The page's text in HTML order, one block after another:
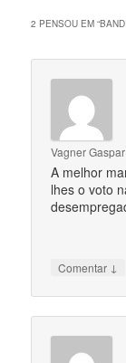
2 PENSOU EM “
Vagner Gaspar
A melhor
lhes o voto
Comentar ↓